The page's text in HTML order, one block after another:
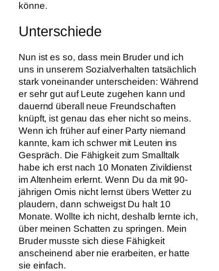
könne.
Unterschiede
Nun ist es so, dass mein Bruder und ich
uns in unserem Sozialverhalten tatsächlich
stark voneinander unterscheiden: Während
er sehr gut auf Leute zugehen kann und
dauernd überall neue Freundschaften
knüpft, ist genau das eher nicht so meins.
Wenn ich früher auf einer Party niemand
kannte, kam ich schwer mit Leuten ins
Gespräch. Die Fähigkeit zum Smalltalk
habe ich erst nach 10 Monaten Zivildienst
im Altenheim erlernt. Wenn Du da mit 90-
jährigen Omis nicht lernst übers Wetter zu
plaudern, dann schweigst Du halt 10
Monate. Wollte ich nicht, deshalb lernte ich,
über meinen Schatten zu springen. Mein
Bruder musste sich diese Fähigkeit
anscheinend aber nie erarbeiten, er hatte
sie einfach.